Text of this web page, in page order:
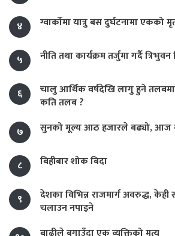
४ ग्वार्कोमा यात्रु बस दुर्घटनामा एकको
५ नीति तथा कार्यक्रम तर्जुमा गर्दै त्रिभुवन
६
चालु आर्थिक वर्षदेखि लागु हुने
कति तलब ?
७
सुनको मूल्य आठ हजारले बढ्यो, आज
८ बिहीबार शोक बिदा
९
देशका विभिन्न राजमार्ग अवरुद्ध, केही
चलाउन नपाइने